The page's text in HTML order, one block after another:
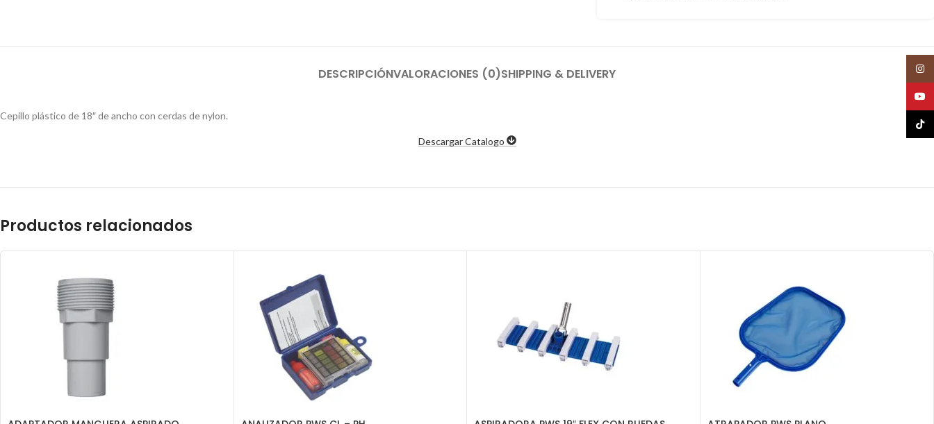
DESCRIPCIÓNVALORACIONES (0)SHIPPING & DELIVERY
Cepillo plástico de 18″ de ancho con cerdas de nylon.
Descargar Catalogo
Productos relacionados